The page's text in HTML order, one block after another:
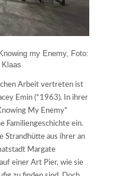
my Enemy, Foto:
Klaas
Arbeit vertreten ist
Emin (*1963). In ihrer
My Enemy“
Familiengeschichte ein.
Strandhütte aus ihrer an
Margate
einer Art Pier, wie sie